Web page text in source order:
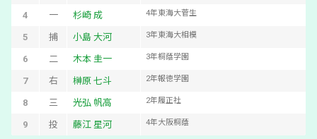
4 一 杉崎 成 4年東海大菅生
5 捕 小島 大河 3年東海大相模
6 二 木本 圭一 3年桐蔭学園
7 右 榊原 七斗 2年報徳学園
8 三 光弘 帆高 2年履正社
9 投 藤江 星河 4年大阪桐蔭